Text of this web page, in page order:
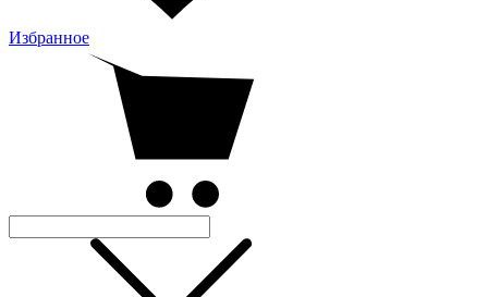
Избранное